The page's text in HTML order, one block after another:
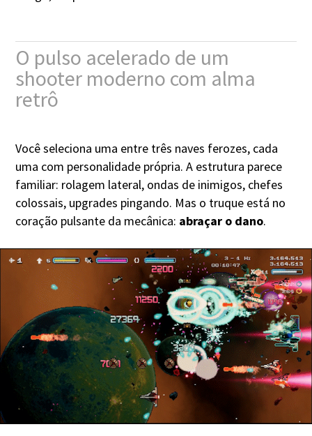
O pulso acelerado de um
shooter moderno com alma
retrô
Você seleciona uma entre três naves ferozes, cada
uma com personalidade própria. A estrutura parece
familiar: rolagem lateral, ondas de inimigos, chefes
colossais, upgrades pingando. Mas o truque está no
coração pulsante da mecânica: abraçar o dano.